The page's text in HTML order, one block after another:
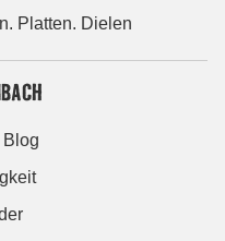
Platten. Dielen
Blog